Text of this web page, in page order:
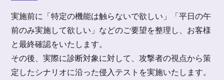
実施前に「特定の機能は触らないで欲しい」「平日の午
前のみ実施して欲しい」などのご要望を整理し、お客様
と最終確認をいたします。
その後、実際に診断対象に対して、攻撃者の視点から策
定したシナリオに沿った侵入テストを実施いたします。